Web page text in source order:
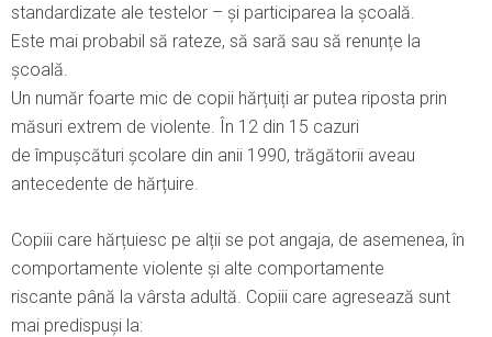
standardizate ale testelor – și participarea la școală.
Este mai probabil să rateze, să sară sau să renunțe la
școală.
Un număr foarte mic de copii hărțuiți ar putea riposta prin
măsuri extrem de violente. În 12 din 15 cazuri
de împușcături școlare din anii 1990, trăgătorii aveau
antecedente de hărțuire.
Copiii care hărțuiesc pe alții se pot angaja, de asemenea, în
comportamente violente și alte comportamente
riscante până la vârsta adultă. Copiii care agresează sunt
mai predispuși la: